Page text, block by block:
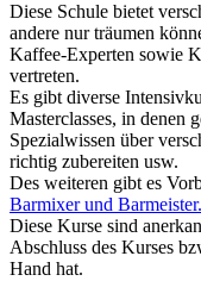
Diese Schule bietet
andere nur träumen
Kaffee-Experten sowie
vertreten.
Es gibt diverse
Masterclasses, in denen
Spezialwissen über
richtig zubereiten usw.
Des weiteren gibt es
Barmixer und Barmeister.
Diese Kurse sind
Abschluss des Kurses
Hand hat.